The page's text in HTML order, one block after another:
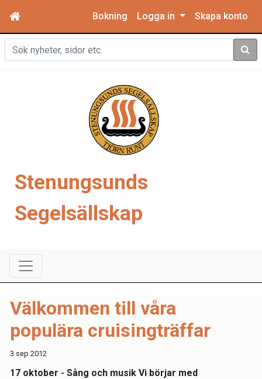
Bokning Logga in Skapa konto
Sök
Stenungsunds
Segelsällskap
Välkommen till våra
populära cruisingträffar
3 sep 2012
17 oktober - Sång och musik Vi börjar med